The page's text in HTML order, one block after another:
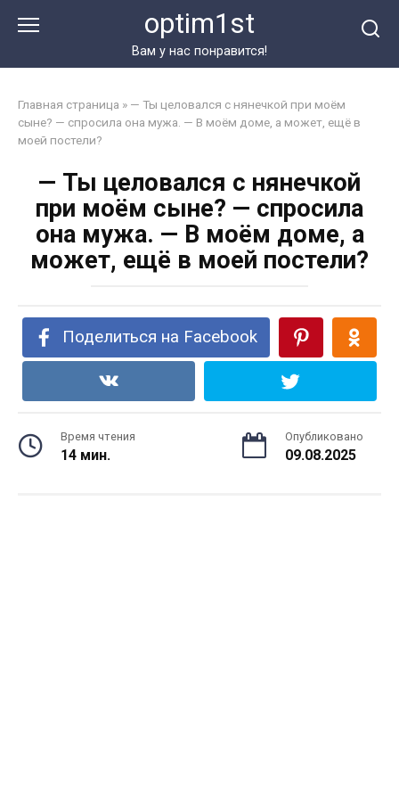
optim1st
Вам у нас понравится!
Главная страница » — Ты целовался с нянечкой при моём
сыне? — спросила она мужа. — В моём доме, а может, ещё в
моей постели?
— Ты целовался с нянечкой
при моём сыне? — спросила
она мужа. — В моём доме, а
может, ещё в моей постели?
Поделиться на Facebook
Время чтения
14 мин.
Опубликовано
09.08.2025